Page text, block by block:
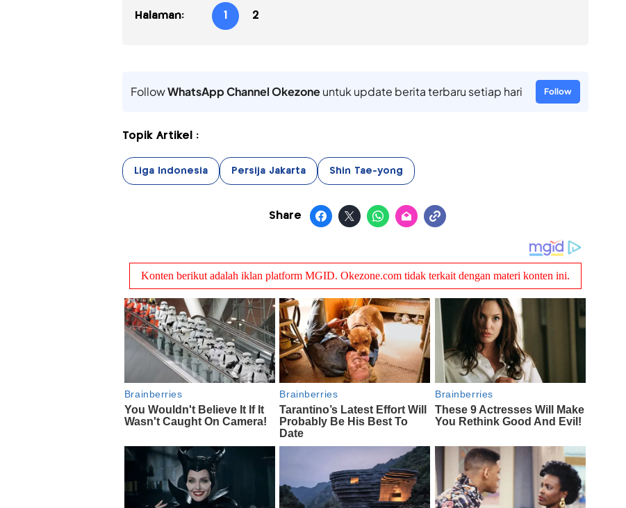
Halaman: 1 2
FollowWhatsApp Channel Okezoneuntuk update berita terbaru setiap hari Follow
Topik Artikel :
Liga Indonesia Persija Jakarta Shin Tae-yong
Share